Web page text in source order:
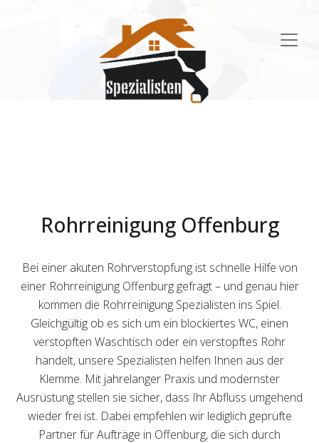
Rohrreinigung Offenburg
Bei einer akuten Rohrverstopfung ist schnelle Hilfe von
einer Rohrreinigung Offenburg gefragt – und genau hier
kommen die Rohrreinigung Spezialisten ins Spiel.
Gleichgültig ob es sich um ein blockiertes WC, einen
verstopften Waschtisch oder ein verstopftes Rohr
handelt, unsere Spezialisten helfen Ihnen aus der
Klemme. Mit jahrelanger Praxis und modernster
Ausrüstung stellen sie sicher, dass Ihr Abfluss umgehend
wieder frei ist. Dabei empfehlen wir lediglich geprüfte
Partner für Aufträge in Offenburg, die sich durch